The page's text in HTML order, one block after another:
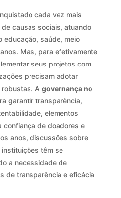
cada vez mais
causas sociais, atuando
educação, saúde, meio
Mas, para efetivamente
seus projetos com
precisam adotar
A governança no
garantir transparência,
elementos
confiança de doadores e
anos, discussões sobre
instituições têm se
a necessidade de
de transparência e eficácia